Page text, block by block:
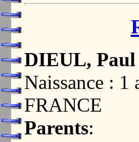
DIEUL,
Naissance :
FRANCE
Parents: